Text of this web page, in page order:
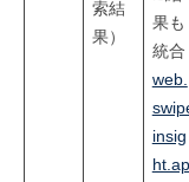
索結
果）
果も
統合
web.
insig
ht.ap